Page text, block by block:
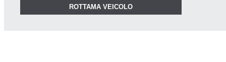
ROTTAMA VEICOLO